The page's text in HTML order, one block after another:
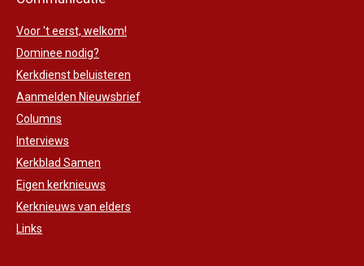
Voor 't eerst, welkom!
Dominee nodig?
Kerkdienst beluisteren
Aanmelden Nieuwsbrief
Columns
Interviews
Kerkblad Samen
Eigen kerknieuws
Kerknieuws van elders
Links